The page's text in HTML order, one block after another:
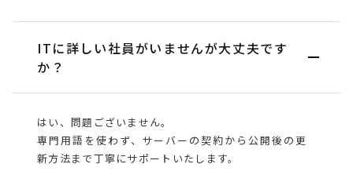
ITに詳しい社員がいませんが大丈夫です
か？
はい、問題ございません。
専門用語を使わず、サーバーの契約から公開後の更
新方法まで丁寧にサポートいたします。